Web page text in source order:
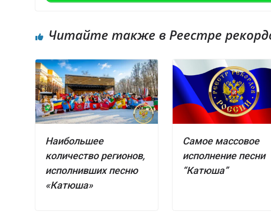
Читайте также в Реестре
Наибольшее
количество регионов,
исполнивших песню
«Катюша»
Самое массовое
исполнение песни
“Катюша”